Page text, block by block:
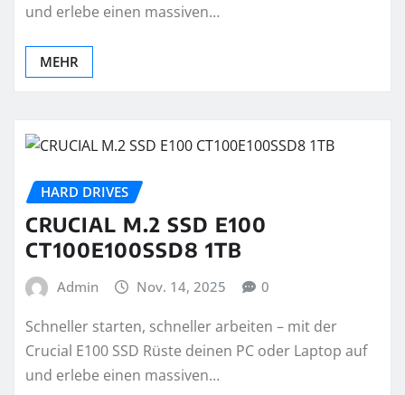
und erlebe einen massiven…
MEHR
HARD DRIVES
CRUCIAL M.2 SSD E100
CT100E100SSD8 1TB
Admin Nov. 14, 2025 0
Schneller starten, schneller arbeiten – mit der
Crucial E100 SSD Rüste deinen PC oder Laptop auf
und erlebe einen massiven…